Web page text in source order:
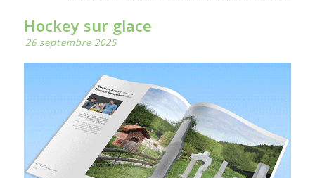
Hockey sur glace
26 septembre 2025